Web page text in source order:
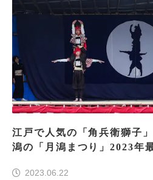
江戸で人気の「角兵衛獅子
潟の「月潟まつり」2023年
2023.06.22